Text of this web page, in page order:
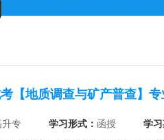
【地质调查与矿产普查】专
升专 学习形式： 函授 学习